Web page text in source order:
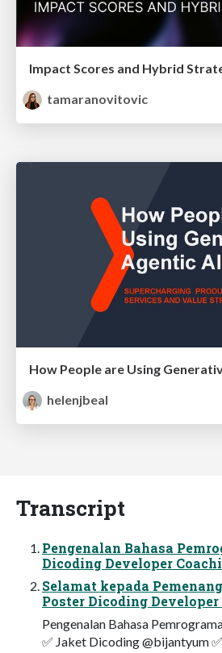
tamaranovitovic
helenjbeal
Transcript
Pengenalan Bahasa
Dicoding Developer
Selamat kepada
Poster Dicoding
Pengenalan Bahasa
✅ Jaket Dicoding @bijantyum